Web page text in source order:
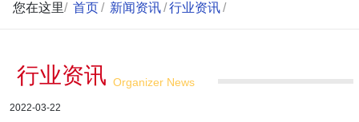
您在这里/ 首页 / 新闻资讯 /行业资讯 /
行业资讯 Organizer News
2022-03-22